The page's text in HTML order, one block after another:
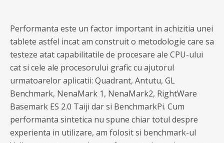
Performanta este un factor important in achizitia unei
tablete astfel incat am construit o metodologie care sa
testeze atat capabilitatile de procesare ale CPU-ului
cat si cele ale procesorului grafic cu ajutorul
urmatoarelor aplicatii: Quadrant, Antutu, GL
Benchmark, NenaMark 1, NenaMark2, RightWare
Basemark ES 2.0 Taiji dar si BenchmarkPi. Cum
performanta sintetica nu spune chiar totul despre
experienta in utilizare, am folosit si benchmark-ul